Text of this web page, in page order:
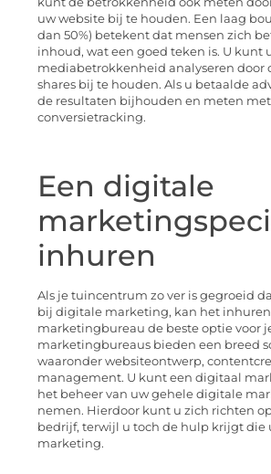
uw website bij te houden. Een laag
dan 50%) betekent dat mensen zich
inhoud, wat een goed teken is. U kunt
mediabetrokkenheid analyseren door
shares bij te houden. Als u betaalde
de resultaten bijhouden en meten
conversietracking.
Een digitale
inhuren
Als je tuincentrum zo ver is gegroeid
bij digitale marketing, kan het
marketingbureau de beste optie voor
marketingbureaus bieden een breed
waaronder websiteontwerp,
management. U kunt een digitaal
het beheer van uw gehele digitale
nemen. Hierdoor kunt u zich richten
bedrijf, terwijl u toch de hulp krijgt
marketing.